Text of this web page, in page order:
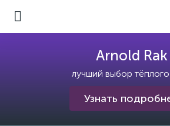
Arnold Rak
лучший выбор
Узнать